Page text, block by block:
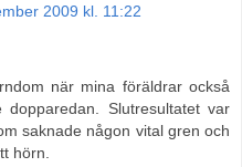
2009 kl. 11:22
när mina föräldrar också
Slutresultatet var
saknade någon vital gren och
hörn.